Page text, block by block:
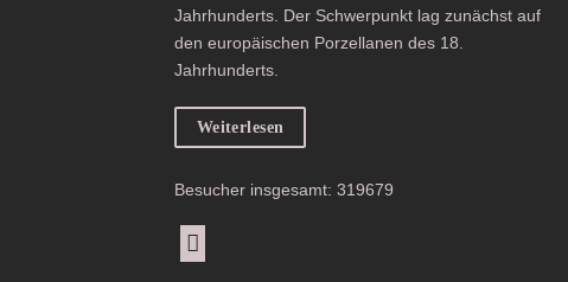
Jahrhunderts. Der Schwerpunkt lag zunächst auf
den europäischen Porzellanen des 18.
Jahrhunderts.
Weiterlesen
Besucher insgesamt: 319679